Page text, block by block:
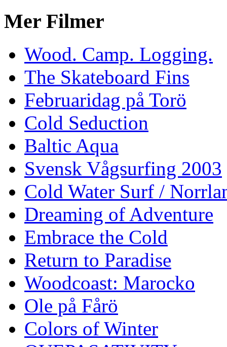
Mer Filmer
Wood. Camp. Logging.
The Skateboard Fins
Februaridag på Torö
Cold Seduction
Baltic Aqua
Svensk Vågsurfing 2003
Cold Water Surf /
Dreaming of Adventure
Embrace the Cold
Return to Paradise
Woodcoast: Marocko
Ole på Fårö
Colors of Winter